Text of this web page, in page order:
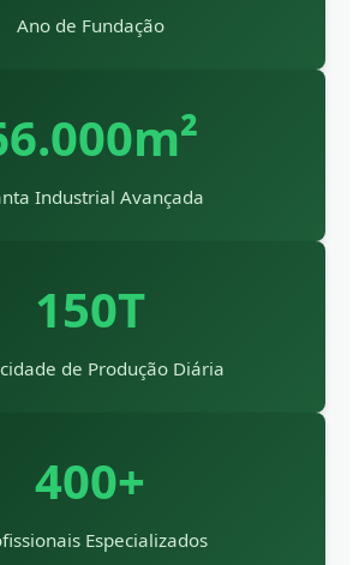
Ano de Fundação
Industrial Avançada
150T
de Produção Diária
400+
Especializados